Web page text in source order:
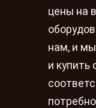
цены на
нам, и
и купить